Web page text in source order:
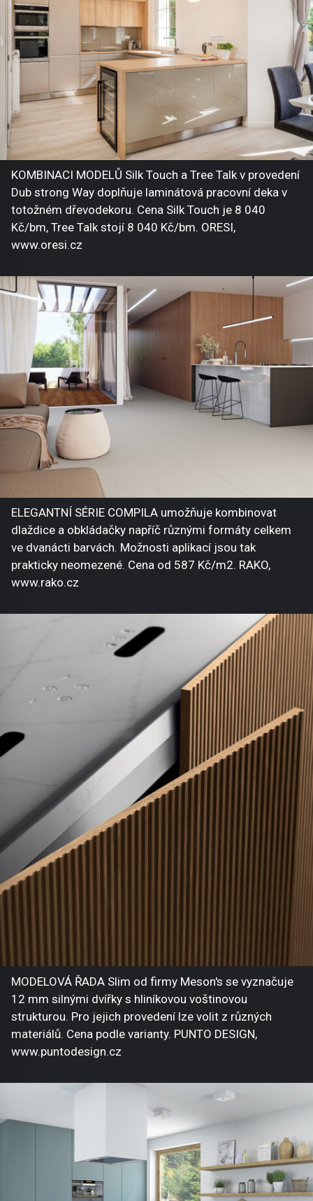
KOMBINACI MODELŮ Silk Touch a Tree Talk v provedení
Dub strong Way doplňuje laminátová pracovní deka v
totožném dřevodekoru. Cena Silk Touch je 8 040
Kč/bm, Tree Talk stojí 8 040 Kč/bm. ORESI,
www.oresi.cz
ELEGANTNÍ SÉRIE COMPILA umožňuje kombinovat
dlaždice a obkládačky napříč různými formáty celkem
ve dvanácti barvách. Možnosti aplikací jsou tak
prakticky neomezené. Cena od 587 Kč/m2. RAKO,
www.rako.cz
MODELOVÁ ŘADA Slim od firmy Meson's se vyznačuje
12 mm silnými dvířky s hliníkovou voštinovou
strukturou. Pro jejich provedení lze volit z různých
materiálů. Cena podle varianty. PUNTO DESIGN,
www.puntodesign.cz